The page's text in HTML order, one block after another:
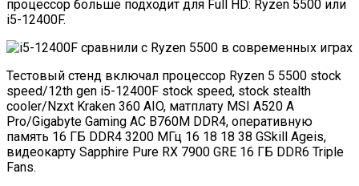
процессор больше подходит для Full HD: Ryzen 5500 или
i5-12400F.
Тестовый стенд включал процессор Ryzen 5 5500 stock
speed/12th gen i5-12400F stock speed, stock stealth
cooler/Nzxt Kraken 360 AIO, матплату MSI А520 А
Pro/Gigabyte Gaming AC B760M DDR4, оперативную
память 16 ГБ DDR4 3200 МГц 16 18 18 38 GSkill Ageis,
видеокарту Sapphire Pure RX 7900 GRE 16 ГБ DDR6 Triple
Fans.